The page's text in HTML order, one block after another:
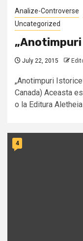
Analize-Controverse
Uncategorized
July 22, 2015
„Anotimpuri
Canada) Aceasta
o la Editura Aletheia
4